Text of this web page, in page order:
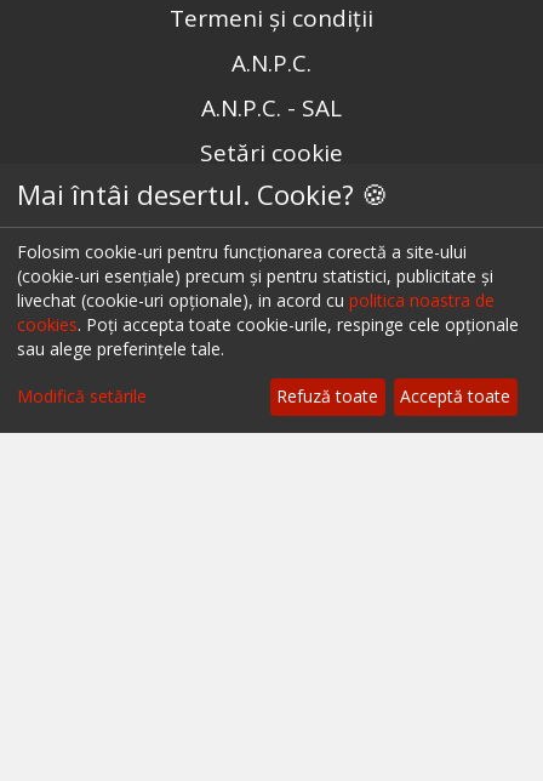
Termeni și condiții
A.N.P.C.
A.N.P.C. - SAL
Setări cookie
Restaurante București
Restaurante Cluj
Restaurante Timișoara
Restaurante Brașov
Restaurante Iași
Restaurante Sibiu
Mai întâi desertul. Cookie? 🍪
Folosim cookie-uri pentru funcționarea corectă a site-ului
(cookie-uri esențiale) precum și pentru statistici, publicitate și
livechat (cookie-uri opționale), in acord cu politica noastra de
cookies. Poți accepta toate cookie-urile, respinge cele opționale
sau alege preferințele tale.
Modifică setările Refuză toate Acceptă toate